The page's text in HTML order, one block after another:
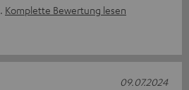
Komplette Bewertung lesen
09.07.2024